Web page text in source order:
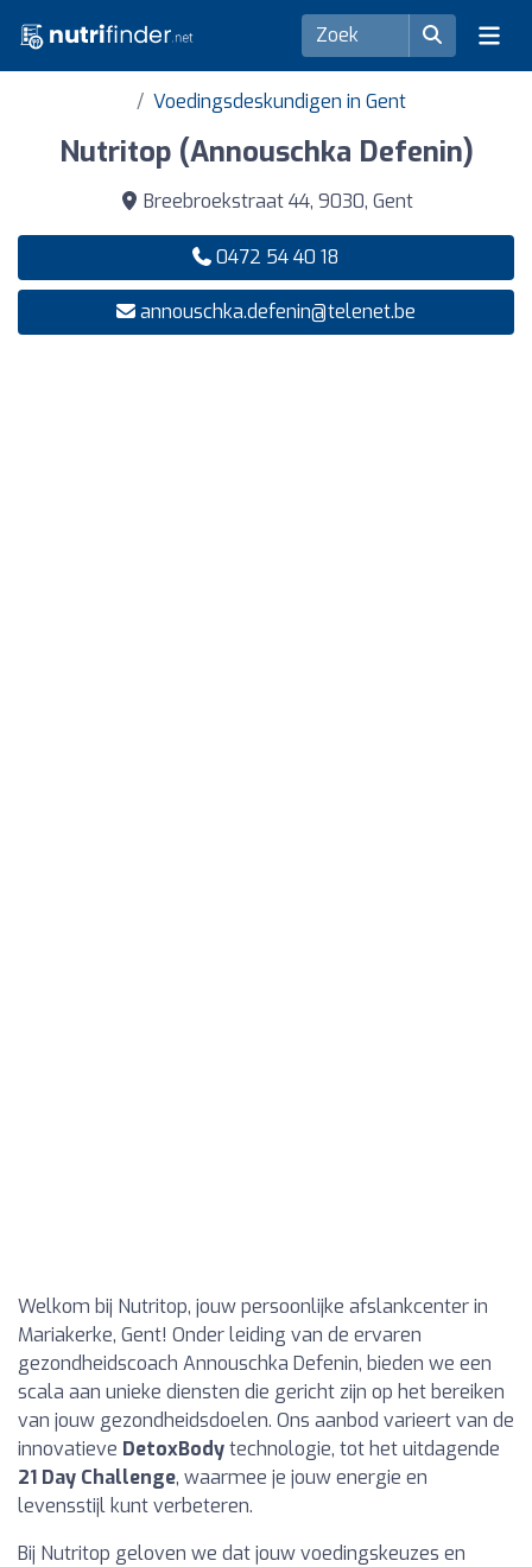
Voedingsdeskundigen in Gent
Nutritop (Annouschka Defenin)
Breebroekstraat 44, 9030, Gent
0472 54 40 18
annouschka.defenin@telenet.be
Welkom bij Nutritop, jouw persoonlijke afslankcenter in
Mariakerke, Gent! Onder leiding van de ervaren
gezondheidscoach Annouschka Defenin, bieden we een
scala aan unieke diensten die gericht zijn op het bereiken
van jouw gezondheidsdoelen. Ons aanbod varieert van de
innovatieve DetoxBodytechnologie, tot het uitdagende
21 Day Challenge, waarmee je jouw energie en
levensstijl kunt verbeteren.
Bij Nutritop geloven we dat jouw voedingskeuzes en